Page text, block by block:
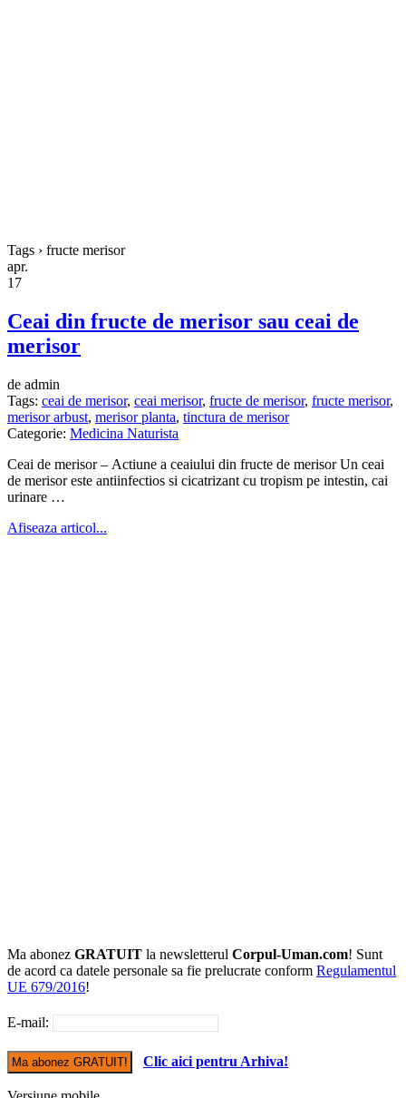
Tags › fructe merisor
apr.
17
Ceai din fructe de merisor sau ceai de
merisor
de admin
Tags: ceai de merisor, ceai merisor, fructe de merisor, fructe merisor,
merisor arbust, merisor planta, tinctura de merisor
Categorie: Medicina Naturista
Ceai de merisor – Actiune a ceaiului din fructe de merisor Un ceai
de merisor este antiinfectios si cicatrizant cu tropism pe intestin, cai
urinare …
Afiseaza articol...
Ma abonez GRATUIT la newsletterul Corpul-Uman.com! Sunt
de acord ca datele personale sa fie prelucrate conform Regulamentul
UE 679/2016!
E-mail:
Clic aici pentru Arhiva!